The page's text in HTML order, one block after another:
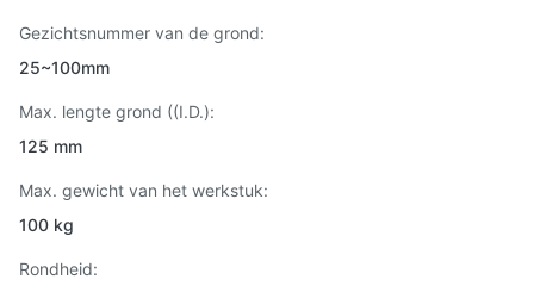
Gezichtsnummer van de grond:
25~100mm
Max. lengte grond ((I.D.):
125 mm
Max. gewicht van het werkstuk:
100 kg
Rondheid: